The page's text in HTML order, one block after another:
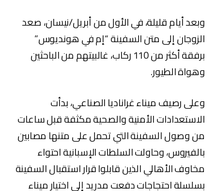
وبعد أيام قليلة، في الأول من أبريل/نيسان، صعد
الزوجان إلى متن السفينة “إم في هونديوس”
برفقة أكثر من 110 ركاب، غالبيتهم من الباحثين
وهواة الطيور.
وعلى رصيف ميناء غراناديا الصناعي، بدأت
الاستعدادات الأمنية والصحية مكثفة قبل ساعات
من وصول السفينة التي تحمل على متنها مصابين
بالفيروس، وحاولت السلطات الإسبانية احتواء
مخاوف الأهالي الذين قابلوا قرار استقبال السفينة
بسلسلة احتجاجات دفعت مدريد‏ إلى اختيار ميناء